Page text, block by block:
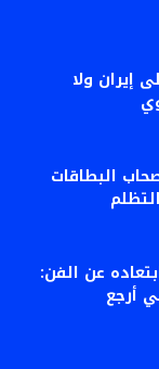
إيران ولا
البطاقات
عن الفن:
أرجع